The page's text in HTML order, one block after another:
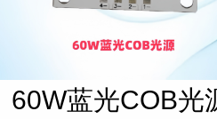
60W蓝光COB光